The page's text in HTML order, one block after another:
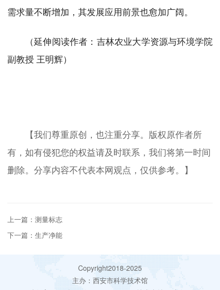
需求量不断增加，其发展应用前景也愈加广阔‌。
（延伸阅读作者：吉林农业大学资源与环境学院
副教授 王明辉）
【我们尊重原创，也注重分享。版权原作者所
有，如有侵犯您的权益请及时联系，我们将第一时间
删除。分享内容不代表本网观点，仅供参考。】
上一篇：测量标志
下一篇：生产净能
Copyright2018-2025
主办：西安市科学技术馆